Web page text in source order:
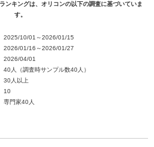
ンキングは、オリコンの以下の調査に基づいていま
す。
2025/10/01～2026/01/15
2026/01/16～2026/01/27
2026/04/01
40人（調査時サンプル数40人）
30人以上
10
専門家40人